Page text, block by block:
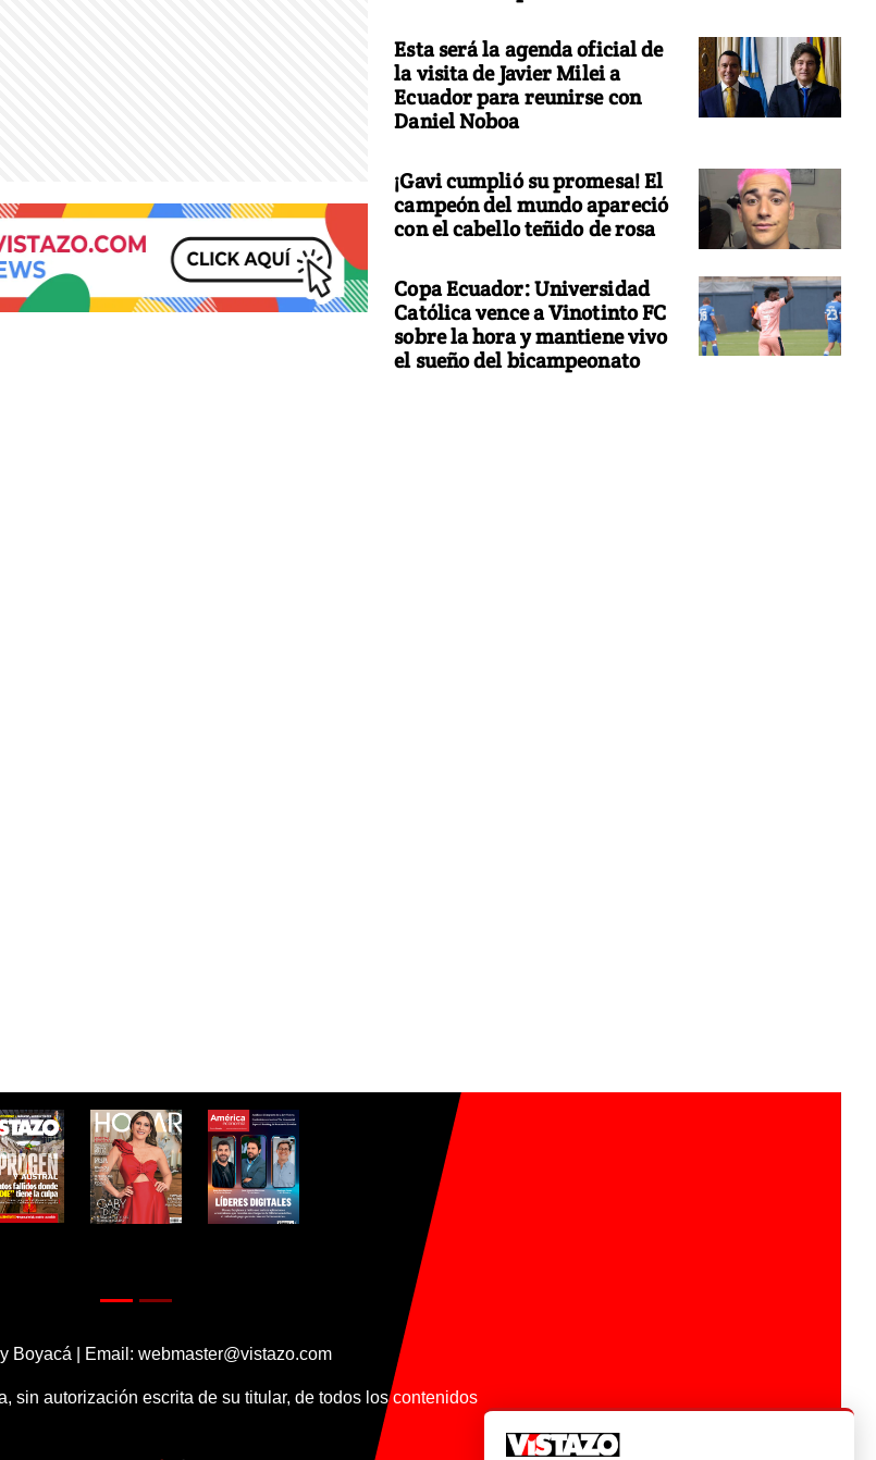
Esta será la agenda oficial de
la visita de Javier Milei a
Ecuador para reunirse con
Daniel Noboa
¡Gavi cumplió su promesa! El
campeón del mundo apareció
con el cabello teñido de rosa
Copa Ecuador: Universidad
Católica vence a Vinotinto FC
sobre la hora y mantiene vivo
el sueño del bicampeonato
Boyacá | Email: webmaster@vistazo.com
sin autorización escrita de su titular, de todos los contenidos